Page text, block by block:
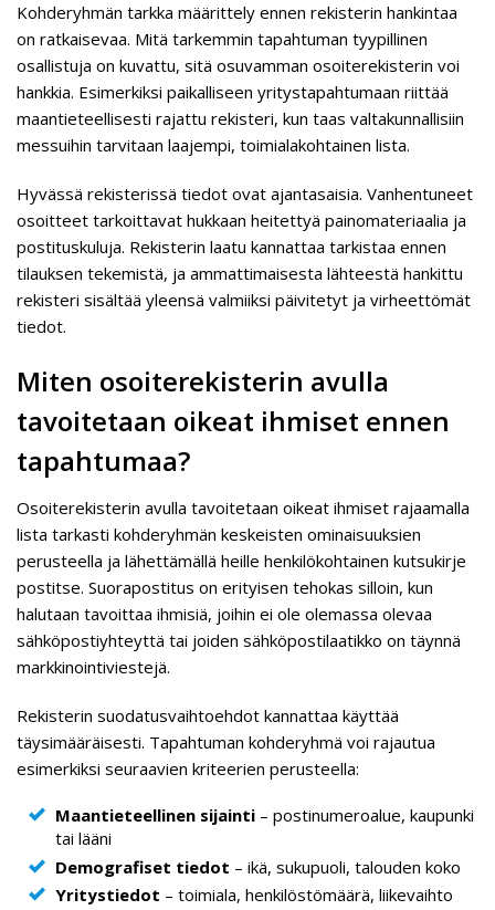
Kohderyhmän tarkka määrittely ennen rekisterin hankintaa
on ratkaisevaa. Mitä tarkemmin tapahtuman tyypillinen
osallistuja on kuvattu, sitä osuvamman osoiterekisterin voi
hankkia. Esimerkiksi paikalliseen yritystapahtumaan riittää
maantieteellisesti rajattu rekisteri, kun taas valtakunnallisiin
messuihin tarvitaan laajempi, toimialakohtainen lista.
Hyvässä rekisterissä tiedot ovat ajantasaisia. Vanhentuneet
osoitteet tarkoittavat hukkaan heitettyä painomateriaalia ja
postituskuluja. Rekisterin laatu kannattaa tarkistaa ennen
tilauksen tekemistä, ja ammattimaisesta lähteestä hankittu
rekisteri sisältää yleensä valmiiksi päivitetyt ja virheettömät
tiedot.
Miten osoiterekisterin avulla
tavoitetaan oikeat ihmiset ennen
tapahtumaa?
Osoiterekisterin avulla tavoitetaan oikeat ihmiset rajaamalla
lista tarkasti kohderyhmän keskeisten ominaisuuksien
perusteella ja lähettämällä heille henkilökohtainen kutsukirje
postitse. Suorapostitus on erityisen tehokas silloin, kun
halutaan tavoittaa ihmisiä, joihin ei ole olemassa olevaa
sähköpostiyhteyttä tai joiden sähköpostilaatikko on täynnä
markkinointiviestejä.
Rekisterin suodatusvaihtoehdot kannattaa käyttää
täysimääräisesti. Tapahtuman kohderyhmä voi rajautua
esimerkiksi seuraavien kriteerien perusteella:
Maantieteellinen sijainti– postinumeroalue, kaupunki
tai lääni
Demografiset tiedot – ikä, sukupuoli, talouden koko
Yritystiedot – toimiala, henkilöstömäärä, liikevaihto